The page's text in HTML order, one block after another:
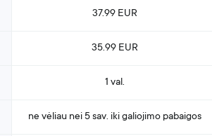
37.99 EUR
35.99 EUR
1 val.
ne vėliau nei 5 sav. iki galiojimo pabaigos